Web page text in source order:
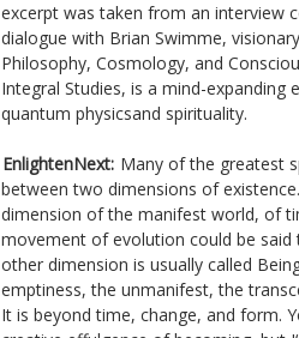
excerpt was taken from an interview
dialogue with Brian Swimme,
Philosophy, Cosmology, and
Integral Studies, is a mind-
quantum physicsand spirituality.
EnlightenNext: Many of the greatest
between two dimensions of
dimension of the manifest world, of
movement of evolution could be
other dimension is usually called
emptiness, the unmanifest, the
It is beyond time, change, and form.